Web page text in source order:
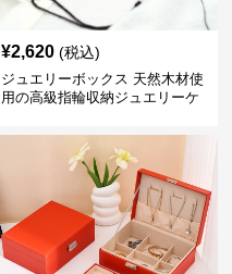
¥2,620 (税込)
ジュエリーボックス 天然木材使
用の高級指輪収納ジュエリーケ